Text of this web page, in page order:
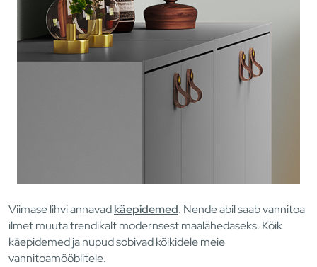
Viimase lihvi annavadkäepidemed. Nende abil saab vannitoa
ilmet muuta trendikalt modernsest maalähedaseks. Kõik
käepidemed ja nupud sobivad kõikidele meie
vannitoamööblitele.